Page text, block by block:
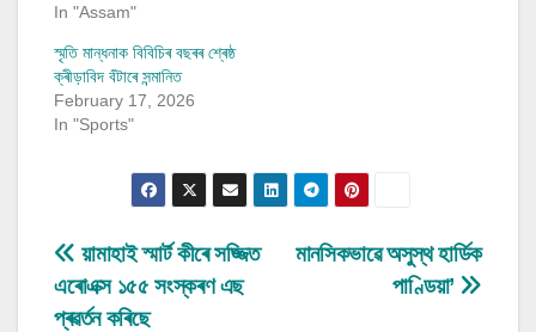
In "Assam"
স্মৃতি মান্ধনাক বিবিচিৰ বছৰৰ শ্ৰেষ্ঠ
ক্ৰীড়াবিদ বঁটাৰে সন্মানিত
February 17, 2026
In "Sports"
Post
navigation
মানসিকভাৱে অসুস্থ হাৰ্ডিক
পাণ্ডিয়া’
য়ামাহাই স্মাৰ্ট কীৰে সজ্জিত
এৰোএক্স ১৫৫ সংস্কৰণ এছ
প্ৰৱৰ্তন কৰিছে